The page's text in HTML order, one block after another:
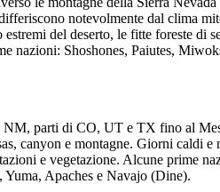
notevolmente dal clima
del deserto, le fitte foreste di
nazioni: Shoshones, Paiutes,
NM, parti di CO, UT e TX fino al
canyon e montagne. Giorni caldi e
e vegetazione. Alcune prime
Apaches e Navajo (Dine).